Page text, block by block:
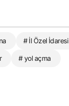
# İl Özel İdaresi
# yol açma